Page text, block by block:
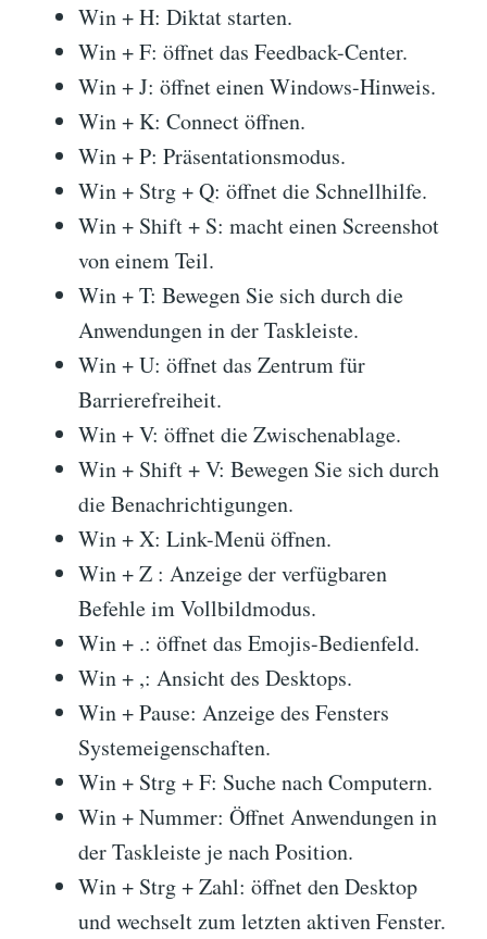
Win + H: Diktat starten.
Win + F: öffnet das Feedback-Center.
Win + J: öffnet einen Windows-Hinweis.
Win + K: Connect öffnen.
Win + P: Präsentationsmodus.
Win + Strg + Q: öffnet die Schnellhilfe.
Win + Shift + S: macht einen Screenshot
von einem Teil.
Win + T: Bewegen Sie sich durch die
Anwendungen in der Taskleiste.
Win + U: öffnet das Zentrum für
Barrierefreiheit.
Win + V: öffnet die Zwischenablage.
Win + Shift + V: Bewegen Sie sich durch
die Benachrichtigungen.
Win + X: Link-Menü öffnen.
Win + Z : Anzeige der verfügbaren
Befehle im Vollbildmodus.
Win + .: öffnet das Emojis-Bedienfeld.
Win + ,: Ansicht des Desktops.
Win + Pause: Anzeige des Fensters
Systemeigenschaften.
Win + Strg + F: Suche nach Computern.
Win + Nummer: Öffnet Anwendungen in
der Taskleiste je nach Position.
Win + Strg + Zahl: öffnet den Desktop
und wechselt zum letzten aktiven Fenster.